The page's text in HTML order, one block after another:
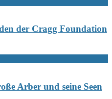
der Cragg Foundation
Arber und seine Seen